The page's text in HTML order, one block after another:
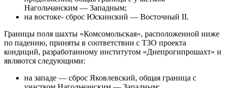
Нагольчанским — Западным;
на востоке- сброс Юскинский — Восточный II.
Границы поля шахты «Комсомольская», расположенной ниже
по падению, приняты в соответствии с ТЗО проекта
кондиций, разработанному институтом «Днепрогипрошахт» и
являются следующими:
на западе — сброс Яковлевский, общая граница с